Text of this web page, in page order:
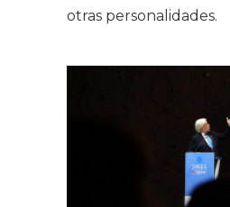
otras personalidades.